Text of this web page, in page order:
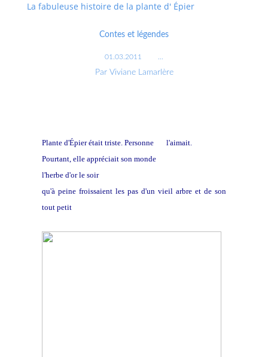
La fabuleuse histoire de la plante d' Épier
Contes et légendes
01.03.2011
Par Viviane Lamarlère
Plante d'Épier était triste. Personne
l'aimait.
Pourtant, elle appréciait son monde
l'herbe d'or le soir
qu'à peine froissaient les pas d'un vieil arbre et de son
tout petit